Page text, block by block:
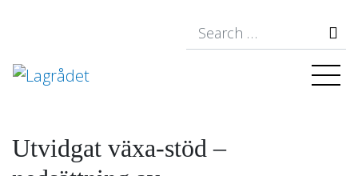
Utvidgat växa-stöd –